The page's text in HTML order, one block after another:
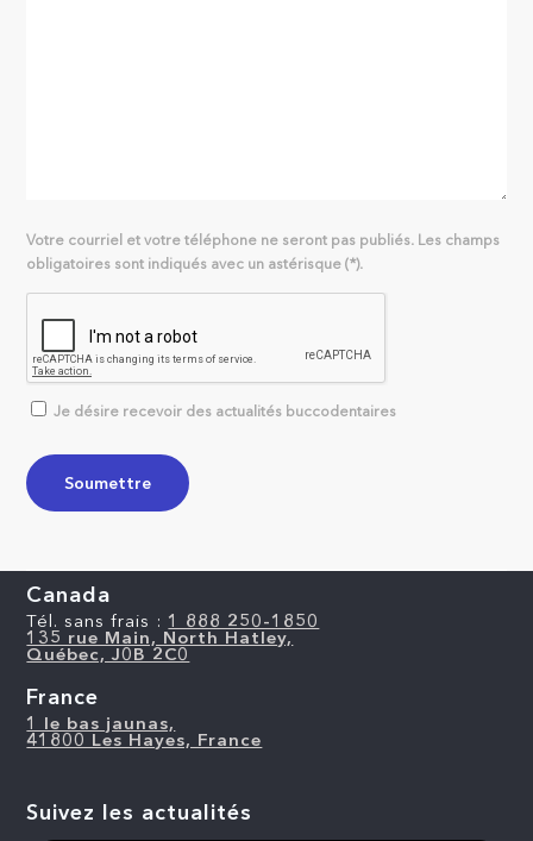
Votre courriel et votre téléphone ne seront pas publiés. Les champs
obligatoires sont indiqués avec un astérisque (*).
Je désire recevoir des actualités buccodentaires
Canada
Tél. sans frais : 1 888 250-1850
135 rue Main, North Hatley,
Québec, J0B 2C0
France
1 le bas jaunas,
41800 Les Hayes, France
Suivez les actualités